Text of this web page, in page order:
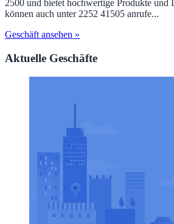
2500 und bietet hochwertige Produkte und
können auch unter 2252 41505 anrufe...
Geschäft ansehen »
Aktuelle Geschäfte